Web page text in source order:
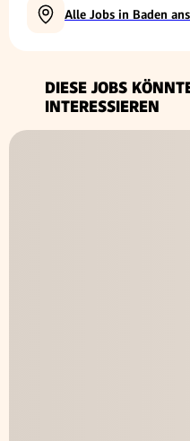
Alle Jobs in Baden
DIESE JOBS
INTERESSIEREN